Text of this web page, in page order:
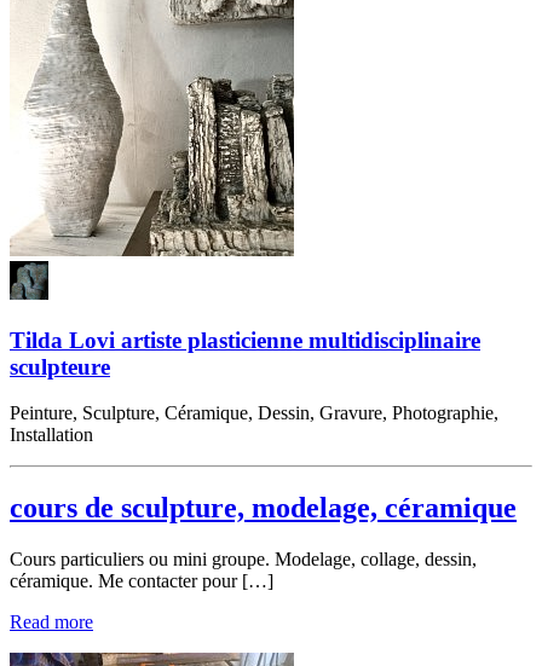
Tilda Lovi artiste plasticienne multidisciplinaire
sculpteure
Peinture, Sculpture, Céramique, Dessin, Gravure, Photographie,
Installation
cours de sculpture, modelage, céramique
Cours particuliers ou mini groupe. Modelage, collage, dessin,
céramique. Me contacter pour […]
Read more